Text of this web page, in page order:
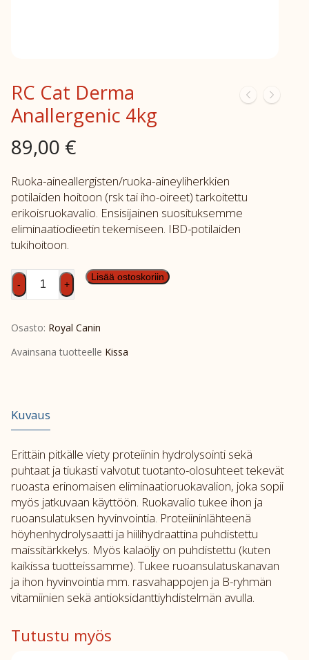
RC Cat Derma
Anallergenic 4kg
89,00 €
Ruoka-aineallergisten/ruoka-aineyliherkkien
potilaiden hoitoon (rsk tai iho-oireet) tarkoitettu
erikoisruokavalio. Ensisijainen suosituksemme
eliminaatiodieetin tekemiseen. IBD-potilaiden
tukihoitoon.
RC
Cat
Anallergenic
4kg
- +
Lisää ostoskoriin
Osasto: Royal Canin
Avainsana tuotteelle Kissa
Kuvaus
Erittäin pitkälle viety proteiinin hydrolysointi sekä
puhtaat ja tiukasti valvotut tuotanto-olosuhteet tekevät
ruoasta erinomaisen eliminaatioruokavalion, joka sopii
myös jatkuvaan käyttöön. Ruokavalio tukee ihon ja
ruoansulatuksen hyvinvointia. Proteiininlähteenä
höyhenhydrolysaatti ja hiilihydraattina puhdistettu
maissitärkkelys. Myös kalaöljy on puhdistettu (kuten
kaikissa tuotteissamme). Tukee ruoansulatuskanavan
ja ihon hyvinvointia mm. rasvahappojen ja B-ryhmän
vitamiinien sekä antioksidanttiyhdistelmän avulla.
Tutustu myös